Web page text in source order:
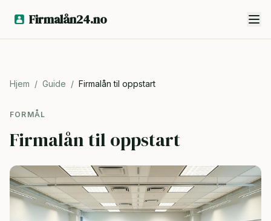
Firmalån24.no
Hjem / Guide / Firmalån til oppstart
FORMÅL
Firmalån til oppstart